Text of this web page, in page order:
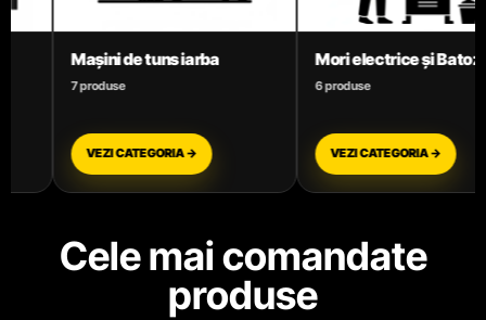
Mori electrice și Batoze
6 produse
VEZI CATEGORIA →
Motoare termice benzină
3 produse
VEZI CATEGORIA →
Cele mai comandate
produse